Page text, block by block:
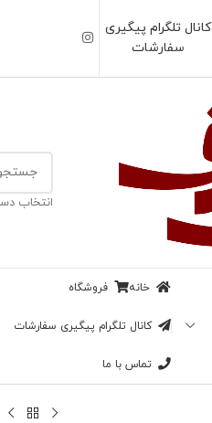
کانال تلگرام پیگیری
سفارشات
انتخاب
خانه فروشگاه
کانال تلگرام پیگیری سفارشات
تماس با ما